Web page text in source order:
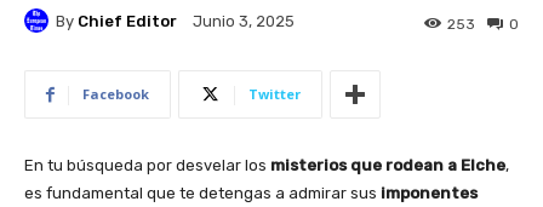
By Chief Editor Junio 3, 2025 0
253
Facebook Twitter
En tu búsqueda por desvelar los misterios que rodean a Elche,
es fundamental que te detengas a admirar sus imponentes